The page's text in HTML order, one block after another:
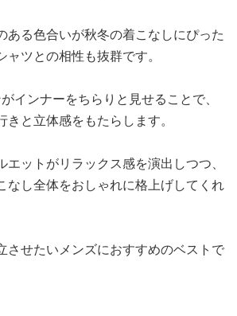
ある色合いが秋冬の着こなしにぴった
ャツとの相性も抜群です。
インナーをちらりと見せることで、
と立体感をもたらします。
ットがリラックス感を演出しつつ、
なし全体をおしゃれに格上げしてくれ
させたいメンズにおすすめのベストで